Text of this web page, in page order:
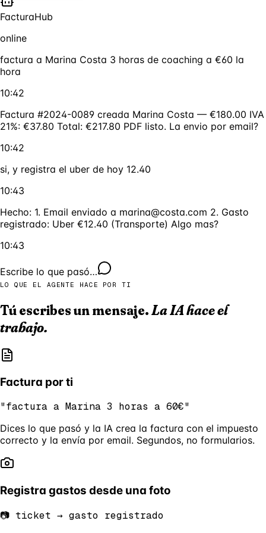
FacturaHub
online
factura a Marina Costa 3 horas de coaching a €60 la
hora
10:42
Factura #2024-0089 creada Marina Costa — €180.00 IVA
21%: €37.80 Total: €217.80 PDF listo. La envio por email?
10:42
si, y registra el uber de hoy 12.40
10:43
Hecho: 1. Email enviado a marina@costa.com 2. Gasto
registrado: Uber €12.40 (Transporte) Algo mas?
10:43
Escribe lo que pasó…
LO QUE EL AGENTE HACE POR TI
Tú escribes un mensaje.La IA hace el
trabajo.
Factura por ti
"factura a Marina 3 horas a 60€"
Dices lo que pasó y la IA crea la factura con el impuesto
correcto y la envía por email. Segundos, no formularios.
Registra gastos desde una foto
📷 ticket → gasto registrado